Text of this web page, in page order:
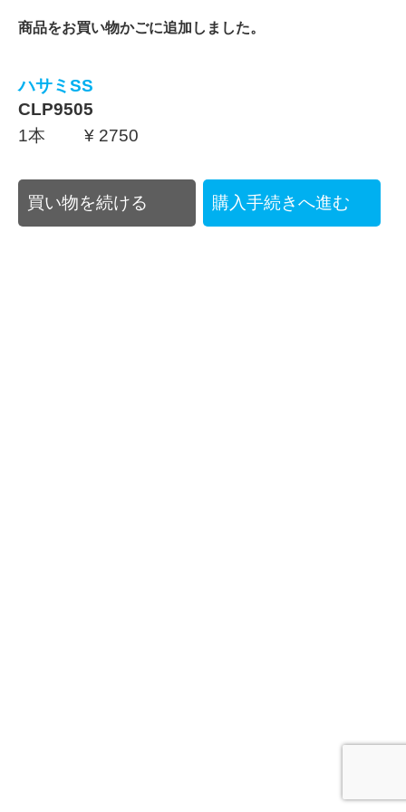
商品をお買い物かごに追加しました。
ハサミSS
CLP9505
1本 ¥ 2750
買い物を続ける 購入手続きへ進む